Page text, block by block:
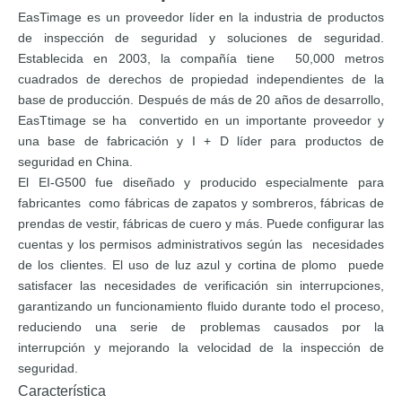
EasTimage es un proveedor líder en la industria de productos
de inspección de seguridad y soluciones de seguridad.
Establecida en 2003, la compañía tiene 50,000 metros
cuadrados de derechos de propiedad independientes de la
base de producción. Después de más de 20 años de desarrollo,
EasTtimage se ha convertido en un importante proveedor y
una base de fabricación y I + D líder para productos de
seguridad en China.
El EI-G500 fue diseñado y producido especialmente para
fabricantes como fábricas de zapatos y sombreros, fábricas de
prendas de vestir, fábricas de cuero y más. Puede configurar las
cuentas y los permisos administrativos según las necesidades
de los clientes. El uso de luz azul y cortina de plomo puede
satisfacer las necesidades de verificación sin interrupciones,
garantizando un funcionamiento fluido durante todo el proceso,
reduciendo una serie de problemas causados ​​por la
interrupción y mejorando la velocidad de la inspección de
seguridad.
Característica